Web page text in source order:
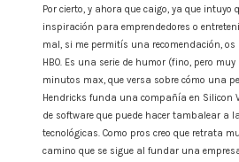
Por cierto, y ahora que caigo, ya que intuyo
inspiración para emprendedores o
mal, si me permitís una recomendación, os
HBO. Es una serie de humor (fino, pero
minutos max, que versa sobre cómo una
Hendricks funda una compañía en Silicon
de software que puede hacer tambalear a
tecnológicas. Como pros creo que retrata
camino que se sigue al fundar una